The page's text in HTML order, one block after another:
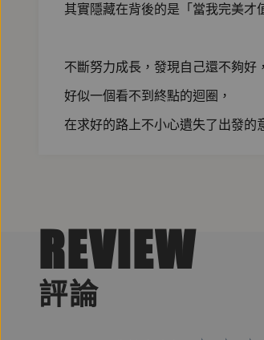
其實隱藏在背後的是「當我完美才
不斷努力成長，發現自己還不夠
好似一個看不到終點的迴圈，
在求好的路上不小心遺失了出發的
一次又一次地慢慢搬開一磚一瓦，
她領悟到：
REVIEW
評論